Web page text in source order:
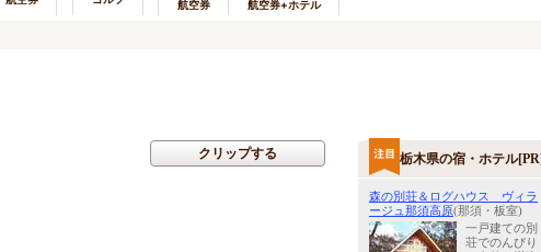
航空券
航空券+ホテル
クリップする 栃木県の宿・ホテル
森の別荘＆ログハウス ヴィラ
ージュ那須高原(那須・板室)
一戸建ての別
荘でのんびり